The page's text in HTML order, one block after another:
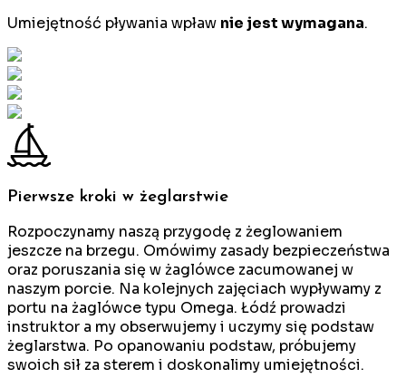
Umiejętność pływania wpław nie jest wymagana.
Pierwsze kroki w żeglarstwie
Rozpoczynamy naszą przygodę z żeglowaniem
jeszcze na brzegu. Omówimy zasady bezpieczeństwa
oraz poruszania się w żaglówce zacumowanej w
naszym porcie. Na kolejnych zajęciach wypływamy z
portu na żaglówce typu Omega. Łódź prowadzi
instruktor a my obserwujemy i uczymy się podstaw
żeglarstwa. Po opanowaniu podstaw, próbujemy
swoich sił za sterem i doskonalimy umiejętności.